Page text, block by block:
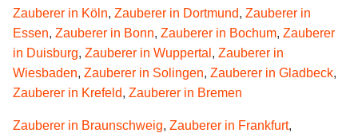
Zauberer in Köln, Zauberer in Dortmund, Zauberer in
Essen, Zauberer in Bonn, Zauberer in Bochum, Zauberer
in Duisburg, Zauberer in Wuppertal , Zauberer in
Wiesbaden, Zauberer in Solingen, Zauberer in Gladbeck,
Zauberer in Krefeld, Zauberer in Bremen
Zauberer in Braunschweig, Zauberer in Frankfurt,